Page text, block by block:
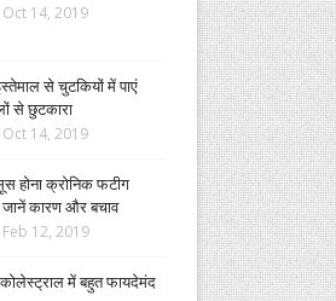
Oct 14, 2019
से चुटकियों में पाएं
से छुटकारा
Oct 14, 2019
होना क्रोनिक फटीग
कारण और बचाव
Feb 12, 2019
में बहुत फायदेमंद